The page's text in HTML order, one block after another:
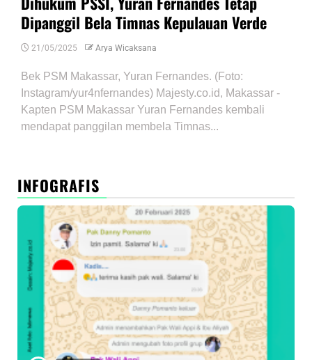
Dipanggil Bela Timnas Kepulauan Verde
21/05/2025 Arya Wicaksana
Bek PSM Makassar, Yuran Fernandes. (Foto:
Instagram/yur4nfernandes) Majesty.co.id, Makassar -
Kapten PSM Makassar Yuran Fernandes kembali
mendapat panggilan membela Timnas...
INFOGRAFIS